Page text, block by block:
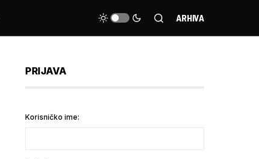
ARHIVA
PRIJAVA
Korisničko ime: